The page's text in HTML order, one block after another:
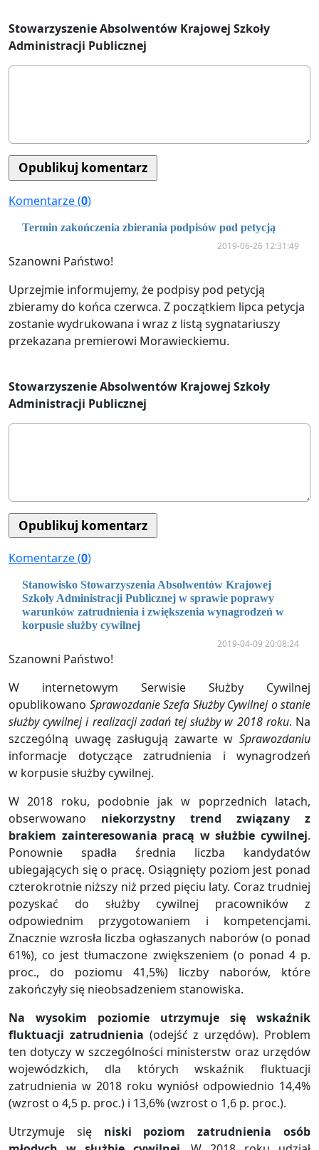
Stowarzyszenie Absolwentów Krajowej Szkoły
Administracji Publicznej
Komentarze (0)
Termin zakończenia zbierania podpisów pod petycją
2019-06-26 12:31:49
Szanowni Państwo!
Uprzejmie informujemy, że podpisy pod petycją
zbieramy do końca czerwca. Z początkiem lipca petycja
zostanie wydrukowana i wraz z listą sygnatariuszy
przekazana premierowi Morawieckiemu.
Stowarzyszenie Absolwentów Krajowej Szkoły
Administracji Publicznej
Komentarze (0)
Stanowisko Stowarzyszenia Absolwentów Krajowej
Szkoły Administracji Publicznej w sprawie poprawy
warunków zatrudnienia i zwiększenia wynagrodzeń w
korpusie służby cywilnej
2019-04-09 20:08:24
Szanowni Państwo!
W internetowym Serwisie Służby Cywilnej
opublikowano Sprawozdanie Szefa Służby Cywilnej o stanie
służby cywilnej i realizacji zadań tej służby w 2018 roku. Na
szczególną uwagę zasługują zawarte w Sprawozdaniu
informacje dotyczące zatrudnienia i wynagrodzeń
w korpusie służby cywilnej.
W 2018 roku, podobnie jak w poprzednich latach,
obserwowano niekorzystny trend związany z
brakiem zainteresowania pracą w służbie cywilnej.
Ponownie spadła średnia liczba kandydatów
ubiegających się o pracę. Osiągnięty poziom jest ponad
czterokrotnie niższy niż przed pięciu laty. Coraz trudniej
pozyskać do służby cywilnej pracowników z
odpowiednim przygotowaniem i kompetencjami.
Znacznie wzrosła liczba ogłaszanych naborów (o ponad
61%), co jest tłumaczone zwiększeniem (o ponad 4 p.
proc., do poziomu 41,5%) liczby naborów, które
zakończyły się nieobsadzeniem stanowiska.
Na wysokim poziomie utrzymuje się wskaźnik
fluktuacji zatrudnienia (odejść z urzędów). Problem
ten dotyczy w szczególności ministerstw oraz urzędów
wojewódzkich, dla których wskaźnik fluktuacji
zatrudnienia w 2018 roku wyniósł odpowiednio 14,4%
(wzrost o 4,5 p. proc.) i 13,6% (wzrost o 1,6 p. proc.).
Utrzymuje się niski poziom zatrudnienia osób